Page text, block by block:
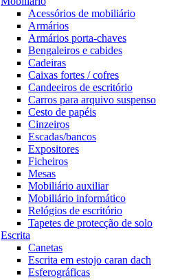
Acessórios de mobiliário
Armários
Armários porta-chaves
Bengaleiros e cabides
Cadeiras
Caixas fortes / cofres
Candeeiros de escritório
Carros para arquivo suspenso
Cesto de papéis
Cinzeiros
Escadas/bancos
Expositores
Ficheiros
Mesas
Mobiliário auxiliar
Mobiliário informático
Relógios de escritório
Tapetes de protecção de solo
Escrita
Canetas
Escrita em estojo caran dach
Esferográficas